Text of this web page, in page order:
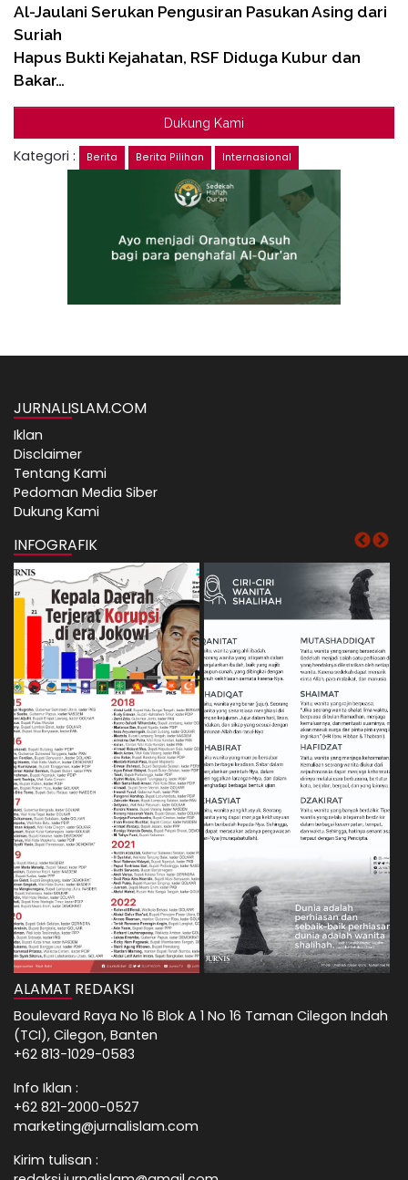
Al-Jaulani Serukan Pengusiran Pasukan Asing dari
Suriah
Hapus Bukti Kejahatan, RSF Diduga Kubur dan
Bakar…
Dukung Kami
Kategori : Berita Berita Pilihan Internasional
JURNALISLAM.COM
Iklan
Disclaimer
Tentang Kami
Pedoman Media Siber
Dukung Kami
INFOGRAFIK
ALAMAT REDAKSI
Boulevard Raya No 16 Blok A 1 No 16 Taman Cilegon Indah
(TCI), Cilegon, Banten
+62 813-1029-0583
Info Iklan :
+62 821-2000-0527
marketing@jurnalislam.com
Kirim tulisan :